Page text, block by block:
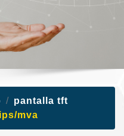
pantalla tft
mva